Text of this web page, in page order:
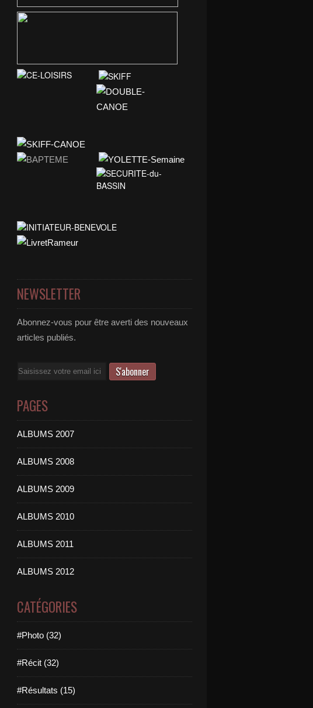
NEWSLETTER
Abonnez-vous pour être averti des nouveaux
articles publiés.
Email
PAGES
ALBUMS 2007
ALBUMS 2008
ALBUMS 2009
ALBUMS 2010
ALBUMS 2011
ALBUMS 2012
CATÉGORIES
#Photo (32)
#Récit (32)
#Résultats (15)